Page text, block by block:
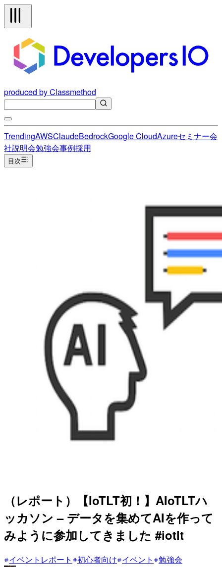
produced by Classmethod
TrendingAWSClaudeBedrockGoogle CloudAzureセミナー会
社説明会勉強会事例採用
目次
（レポート）【IoTLT初！】AIoTLTハ
ッカソン – データを集めてAIを作って
みように参加してきました #iotlt
イベントレポート 初心者向け イベント
勉強会